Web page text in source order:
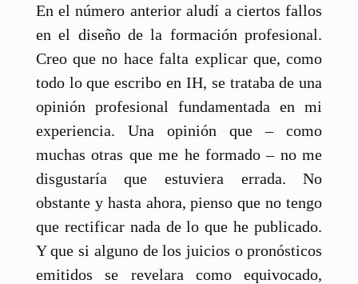
En el número anterior aludí a ciertos fallos
en el diseño de la formación profesional.
Creo que no hace falta explicar que, como
todo lo que escribo en IH, se trataba de una
opinión profesional fundamentada en mi
experiencia. Una opinión que – como
muchas otras que me he formado – no me
disgustaría que estuviera errada. No
obstante y hasta ahora, pienso que no tengo
que rectificar nada de lo que he publicado.
Y que si alguno de los juicios o pronósticos
emitidos se revelara como equivocado,